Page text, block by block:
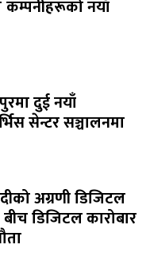
नयाँ
दुई नयाँ
सेन्टर सञ्चालनमा
अग्रणी डिजिटल
डिजिटल कारोबार